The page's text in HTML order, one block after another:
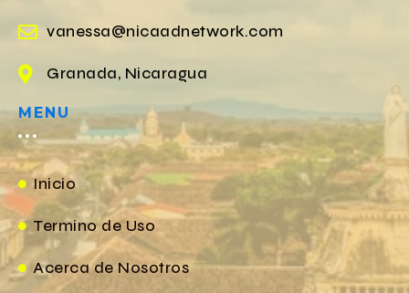
vanessa@nicaadnetwork.com
Granada, Nicaragua
MENU
Inicio
Termino de Uso
Acerca de Nosotros